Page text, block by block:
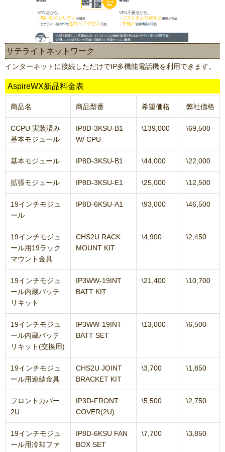
サテライトネットワーク
インターネットに接続しただけでIP多機能電話機を利用できます。
AspireWX新品料金表
商品名 商品型番 希望価格 弊社価格
CCPU 実装済み
基本モジュール
IP8D-3KSU-B1
W/ CPU
\139,000 \69,500
基本モジュール IP8D-3KSU-B1 \44,000 \22,000
拡張モジュール IP8D-3KSU-E1 \25,000 \12,500
19インチモジュ
ール
IP8D-6KSU-A1 \93,000 \46,500
19インチモジュ
ール用19ラック
マウント金具
CHS2U RACK
MOUNT KIT
\4,900 \2,450
19インチモジュ
ール内蔵バッテ
リキット
IP3WW-19INT
BATT KIT
\21,400 \10,700
19インチモジュ
ール内蔵バッテ
リキット(交換用)
IP3WW-19INT
BATT SET
\13,000 \6,500
19インチモジュ
ール用連結金具
CHS2U JOINT
BRACKET KIT
\3,700 \1,850
フロントカバー
2U
IP3D-FRONT
COVER(2U)
\5,500 \2,750
19インチモジュ
ール用冷却ファ
IP8D-6KSU FAN
BOX SET
\7,700 \3,850